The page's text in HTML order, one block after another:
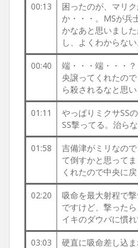
00:13
困ったのが、マリ
か・・・。MSが兵
かなあと思いまし
し、よくわからない
00:40
端・・・端・・・
央譲ってくれたの
ら殺されるなと思い
01:11
やっぱりミクサSS
SS撃ってる。治ら
01:58
吉備津がミリなの
て倒すかと思って
くれたので中央に戻
02:20
吸命を最大射程で
ですけど、撃った
イキのダウバに慣れ
03:03
硬直に吸命差し込